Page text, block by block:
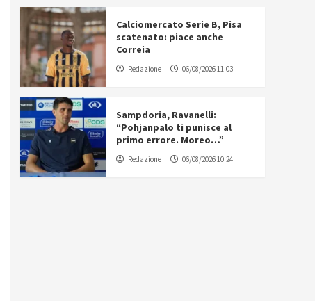
Calciomercato Serie B, Pisa
scatenato: piace anche
Correia
Redazione 06/08/2026 11:03
Sampdoria, Ravanelli:
“Pohjanpalo ti punisce al
primo errore. Moreo…”
Redazione 06/08/2026 10:24